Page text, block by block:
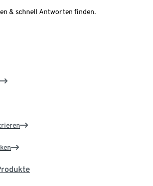
& schnell Antworten finden.